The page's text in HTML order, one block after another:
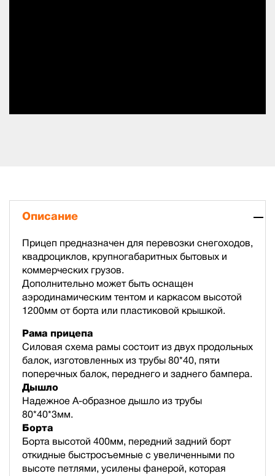
Описание
Прицеп предназначен для перевозки снегоходов,
квадроциклов, крупногабаритных бытовых и
коммерческих грузов.
Дополнительно может быть оснащен
аэродинамическим тентом и каркасом высотой
1200мм от борта или пластиковой крышкой.
Рама прицепа
Силовая схема рамы состоит из двух продольных
балок, изготовленных из трубы 80*40, пяти
поперечных балок, переднего и заднего бампера.
Дышло
Надежное А-образное дышло из трубы
80*40*3мм.
Борта
Борта высотой 400мм, передний задний борт
откидные быстросъемные с увеличенными по
высоте петлями, усилены фанерой, которая